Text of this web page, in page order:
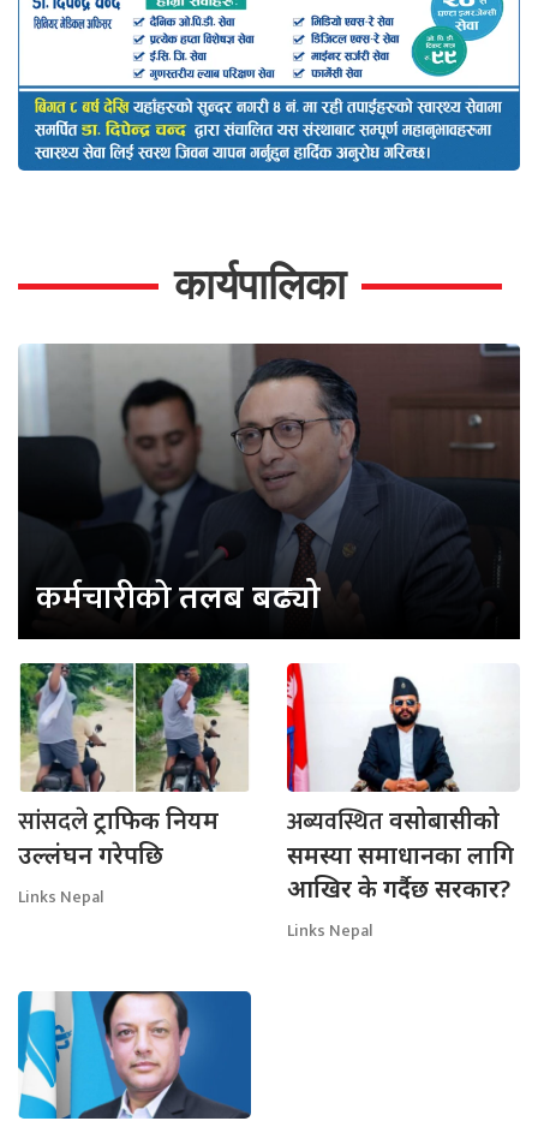
कार्यपालिका
कर्मचारीकोतलब बढ्यो
सांसदलेट्राफिक नियम
उल्लंघन गरेपछि
Links Nepal
अब्यवस्थितवसोबासीको
समस्या समाधानका लागि
आखिर के गर्दैछ सरकार?
Links Nepal